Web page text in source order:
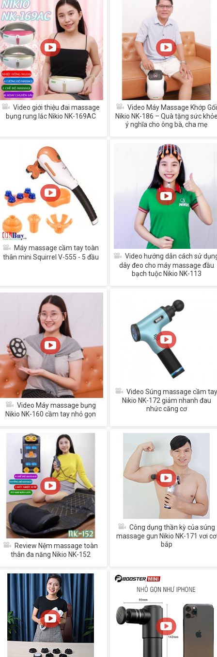
Video giới thiệu đai massage
bụng rung lắc Nikio NK-169AC
Video Máy Massage Khớp Gối
Nikio NK-186 – Quà tặng sức
ý nghĩa cho ông bà, cha mẹ
Máy massage cầm tay toàn
thân mini Squirrel V-555 - 5 đầu
Video hướng dẫn cách sử
dây đeo cho máy massage đầu
bạch tuộc Nikio NK-113
Video Máy massage bụng
Nikio NK-160 cầm tay nhỏ gọn
Video Súng massage cầm tay
Nikio NK-172 giảm nhanh đau
nhức căng cơ
Review Nệm massage toàn
thân đa năng Nikio NK-152
Công dụng thần kỳ của súng
massage gun Nikio NK-171 vơi cơ
bắp